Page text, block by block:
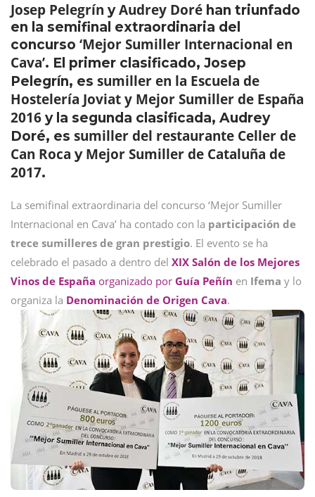
Josep Pelegrín yAudrey Doré han triunfado
en la semifinal extraordinaria del
concurso ‘Mejor Sumiller Internacional en
Cava’. El primer clasificado, Josep
Pelegrín, es sumiller en la Escuela de
Hostelería Joviat y Mejor Sumiller de España
2016 y la segunda clasificada, Audrey
Doré, es sumiller del restaurante Celler de
Can Roca y Mejor Sumiller de Cataluña de
2017.
La semifinal extraordinaria del concurso ‘Mejor Sumiller
Internacional en Cava’ ha contado con la participación de
trece sumilleres de gran prestigio. El evento se ha
celebrado el pasado a dentro del XIX Salón de los Mejores
Vinos de España organizado por Guía Peñín en Ifema y lo
organiza la Denominación de Origen Cava.